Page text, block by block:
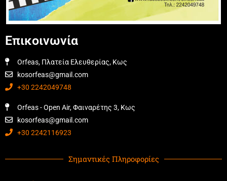
Επικοινωνία
Orfeas, Πλατεία Ελευθερίας, Κως
kosorfeas@gmail.com
+30 2242049748
Orfeas - Open Air, Φαιναρέτης 3, Κως
kosorfeas@gmail.com
+30 2242116923
Σημαντικές Πληροφορίες